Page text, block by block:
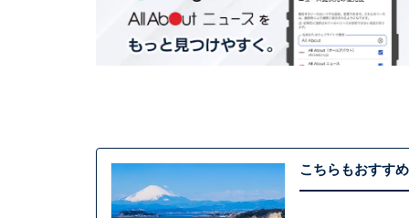
こちらもおすすめ